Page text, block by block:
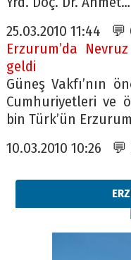
25.03.2010 11:44
Erzurum’da
geldi
Güneş Vakfı’nın
Cumhuriyetleri ve
bin Türk’ün
10.03.2010 10:26